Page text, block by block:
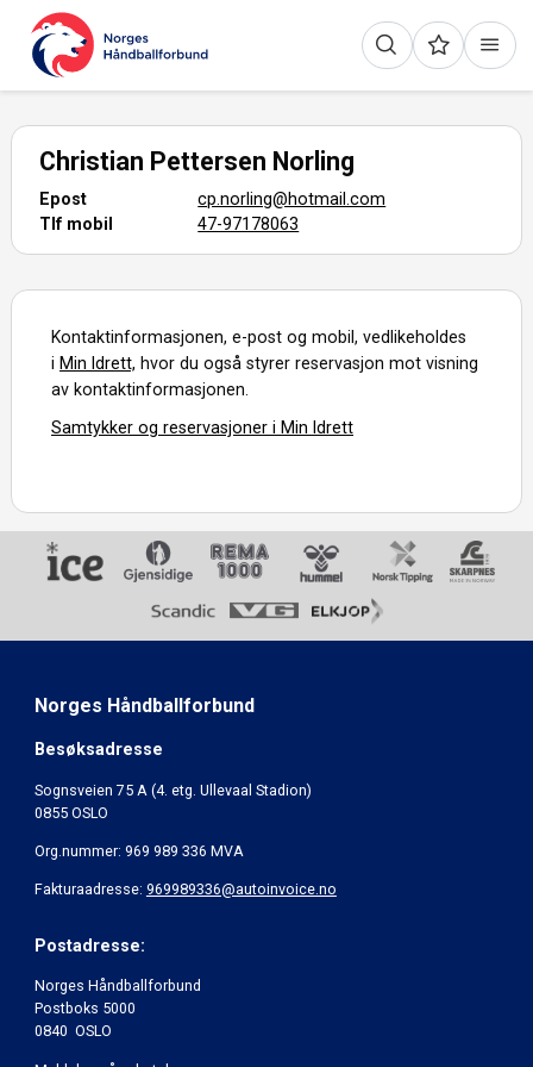
Christian Pettersen Norling
Epost
cp.norling@hotmail.com
Tlf mobil
47-97178063
Kontaktinformasjonen, e-post og mobil, vedlikeholdes
i Min Idrett, hvor du også styrer reservasjon mot visning
av kontaktinformasjonen.
Samtykker og reservasjoner i Min Idrett
Norges Håndballforbund
Besøksadresse
Sognsveien 75 A (4. etg. Ullevaal Stadion)
0855 OSLO
Org.nummer: 969 989 336 MVA
Fakturaadresse: 969989336@autoinvoice.no
Postadresse:
Norges Håndballforbund
Postboks 5000
0840 OSLO